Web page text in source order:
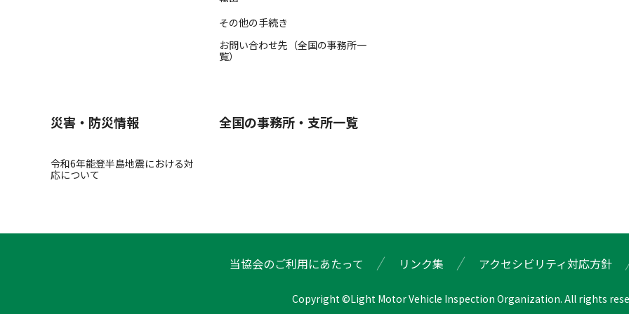
その他の手続き
お問い合わせ先（全国の事務所一
覧）
災害・防災情報
令和6年能登半島地震における対
応について
全国の事務所・支所一覧
当協会のご利用にあたって リンク集 アクセシビリティ対応方針
Copyright ©Light Motor Vehicle Inspection Organization. All rights